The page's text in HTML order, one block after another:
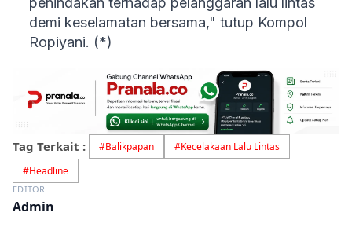
demi keselamatan bersama," tutup Kompol
Ropiyani. (*)
Tag Terkait : #Balikpapan #Kecelakaan Lalu Lintas
#Headline
EDITOR
Admin